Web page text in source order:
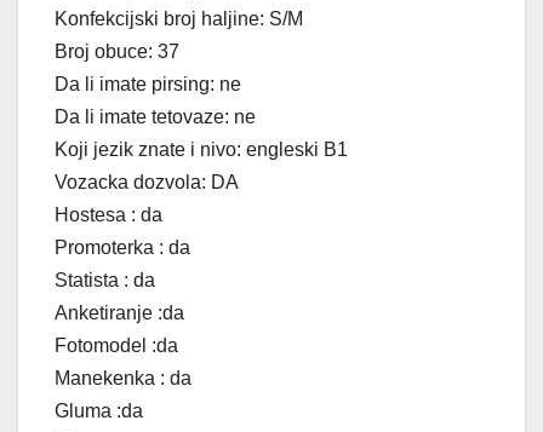
Konfekcijski broj haljine: S/M
Broj obuce: 37
Da li imate pirsing: ne
Da li imate tetovaze: ne
Koji jezik znate i nivo: engleski B1
Vozacka dozvola: DA
Hostesa : da
Promoterka : da
Statista : da
Anketiranje :da
Fotomodel :da
Manekenka : da
Gluma :da